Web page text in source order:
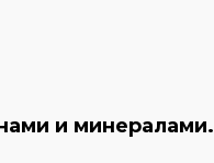
и минералами.